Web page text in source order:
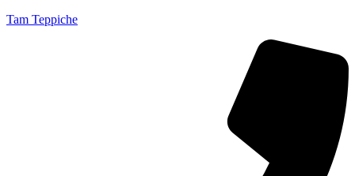
Tam Teppiche